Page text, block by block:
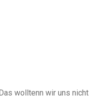
wolltenn wir uns nicht